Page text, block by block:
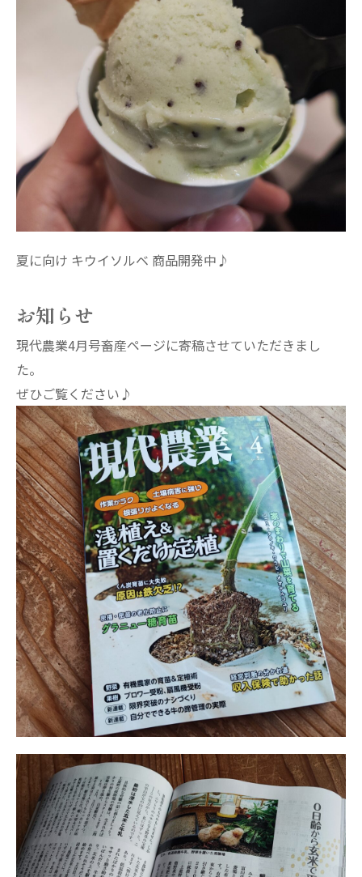
夏に向け キウイソルベ 商品開発中♪
お知らせ
現代農業4月号畜産ページに寄稿させていただきまし
た。
ぜひご覧ください♪